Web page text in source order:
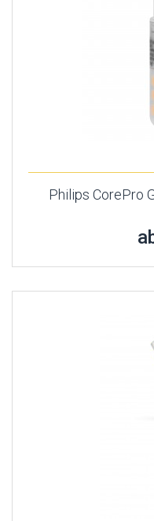
Philips CorePro